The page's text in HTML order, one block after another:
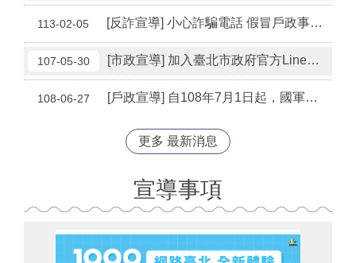
113-02-05 [反詐宣導] 小心詐騙電話 假冒戶政事務所
107-05-30 [市政宣導] 加入臺北市政府官方Line好友，市民好康不錯過！
108-06-27 [戶政宣導] 自108年7月1日起，國軍人員辦理結婚登記、出生登記或家屬死亡登記可同時通報國防部申請結婚補助費、生育補助費或喪葬補助費
更多 最新消息
宣導事項